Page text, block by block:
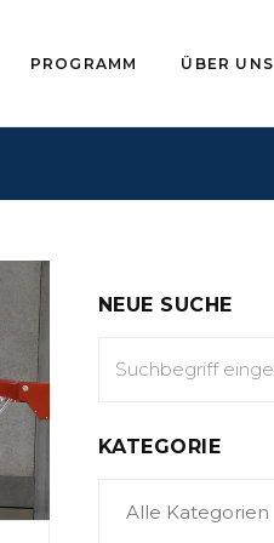
PROGRAMM ÜBER UNS
NEUE SUCHE
KATEGORIE